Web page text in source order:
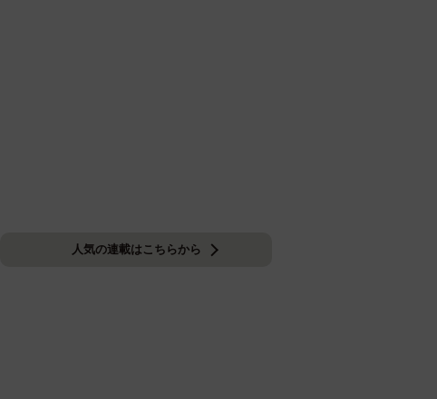
人気の連載はこちらから